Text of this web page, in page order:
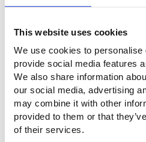
This website uses cookies
We use cookies to personalise
provide social media features
We also share information
our social media, advertising
may combine it with other
provided to them or that
of their services.
Toit et murs en toile
Grâce l'utilisation de la toile
le toit et les murs, la Diamond